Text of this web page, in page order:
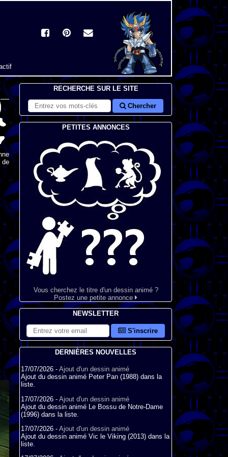
de
RECHERCHE SUR LE SITE
Chercher
PETITES ANNONCES
Vous cherchez le titre d'un dessin animé ?
Postez une petite annonce
NEWSLETTER
S'inscrire
DERNIÈRES NOUVELLES
17/07/2026 - Ajout d'un dessin animé
Ajout du dessin animé Peter Pan (1988) dans la
liste.
17/07/2026 - Ajout d'un dessin animé
Ajout du dessin animé Le Bossu de Notre-Dame
(1996) dans la liste.
17/07/2026 - Ajout d'un dessin animé
Ajout du dessin animé Vic le Viking (2013) dans la
liste.